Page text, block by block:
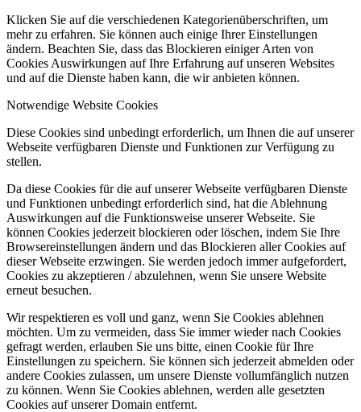
Klicken Sie auf die verschiedenen Kategorienüberschriften, um
mehr zu erfahren. Sie können auch einige Ihrer Einstellungen
ändern. Beachten Sie, dass das Blockieren einiger Arten von
Cookies Auswirkungen auf Ihre Erfahrung auf unseren Websites
und auf die Dienste haben kann, die wir anbieten können.
Notwendige Website Cookies
Diese Cookies sind unbedingt erforderlich, um Ihnen die auf unserer
Webseite verfügbaren Dienste und Funktionen zur Verfügung zu
stellen.
Da diese Cookies für die auf unserer Webseite verfügbaren Dienste
und Funktionen unbedingt erforderlich sind, hat die Ablehnung
Auswirkungen auf die Funktionsweise unserer Webseite. Sie
können Cookies jederzeit blockieren oder löschen, indem Sie Ihre
Browsereinstellungen ändern und das Blockieren aller Cookies auf
dieser Webseite erzwingen. Sie werden jedoch immer aufgefordert,
Cookies zu akzeptieren / abzulehnen, wenn Sie unsere Website
erneut besuchen.
Wir respektieren es voll und ganz, wenn Sie Cookies ablehnen
möchten. Um zu vermeiden, dass Sie immer wieder nach Cookies
gefragt werden, erlauben Sie uns bitte, einen Cookie für Ihre
Einstellungen zu speichern. Sie können sich jederzeit abmelden oder
andere Cookies zulassen, um unsere Dienste vollumfänglich nutzen
zu können. Wenn Sie Cookies ablehnen, werden alle gesetzten
Cookies auf unserer Domain entfernt.